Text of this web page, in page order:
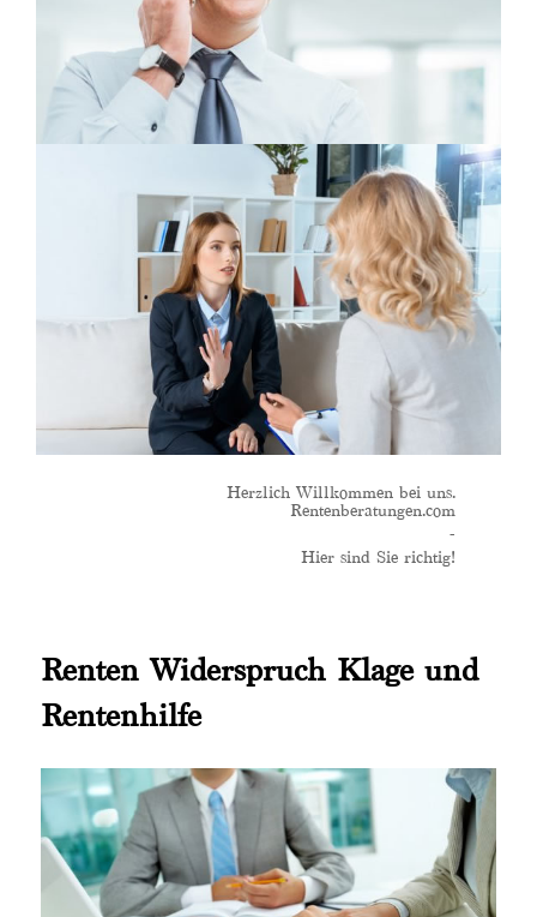
Herzlich Willkommen bei uns.
Rentenberatungen.com
-
Hier sind Sie richtig!
Renten Widerspruch Klage und
Rentenhilfe